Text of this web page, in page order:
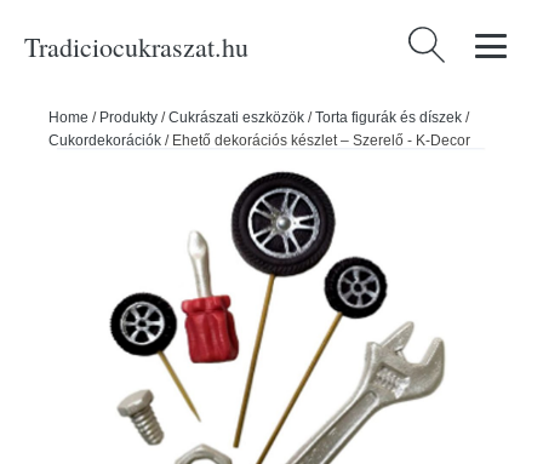
Tradiciocukraszat.hu Keresés:
Home / Produkty /Cukrászati eszközök /Torta figurák és díszek /
Cukordekorációk / Ehető dekorációs készlet – Szerelő - K-Decor